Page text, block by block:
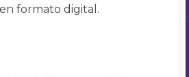
formato digital.